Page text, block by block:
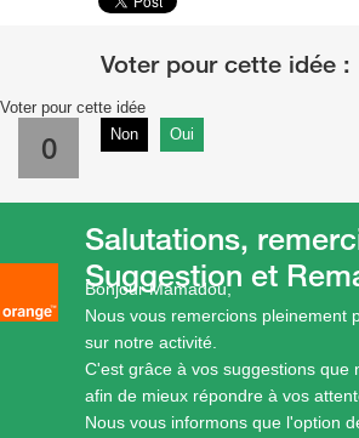
Voter pour cette idée
0 Non Oui
Bonjour Mamadou,
Nous vous remercions pleinement
sur notre activité.
C'est grâce à vos suggestions que
afin de mieux répondre à vos
Nous vous informons que l'option
Salutations,
Suggestion et